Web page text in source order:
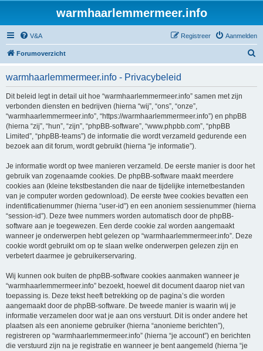
warmhaarlemmermeer.info
V&A Aanmelden
Registreer
Forumoverzicht
warmhaarlemmermeer.info - Privacybeleid
Dit beleid legt in detail uit hoe “warmhaarlemmermeer.info” samen met zijn
verbonden diensten en bedrijven (hierna “wij”, “ons”, “onze”,
“warmhaarlemmermeer.info”, “https://warmhaarlemmermeer.info”) en phpBB
(hierna “zij”, “hun”, “zijn”, “phpBB-software”, “www.phpbb.com”, “phpBB
Limited”, “phpBB-teams”) de informatie die wordt verzameld gedurende een
bezoek aan dit forum, wordt gebruikt (hierna “je informatie”).
Je informatie wordt op twee manieren verzameld. De eerste manier is door het
gebruik van zogenaamde cookies. De phpBB-software maakt meerdere
cookies aan (kleine tekstbestanden die naar de tijdelijke internetbestanden
van je computer worden gedownload). De eerste twee cookies bevatten een
indentificatienummer (hierna “user-id”) en een anoniem sessienummer (hierna
“session-id”). Deze twee nummers worden automatisch door de phpBB-
software aan je toegewezen. Een derde cookie zal worden aangemaakt
wanneer je onderwerpen hebt gelezen op “warmhaarlemmermeer.info”. Deze
cookie wordt gebruikt om op te slaan welke onderwerpen gelezen zijn en
verbetert daarmee je gebruikerservaring.
Wij kunnen ook buiten de phpBB-software cookies aanmaken wanneer je
“warmhaarlemmermeer.info” bezoekt, hoewel dit document daarop niet van
toepassing is. Deze tekst heeft betrekking op de pagina’s die worden
aangemaakt door de phpBB-software. De tweede manier is waarin wij je
informatie verzamelen door wat je aan ons verstuurt. Dit is onder andere het
plaatsen als een anonieme gebruiker (hierna “anonieme berichten”),
registreren op “warmhaarlemmermeer.info” (hierna “je account”) en berichten
die verstuurd zijn na je registratie en wanneer je bent aangemeld (hierna “je